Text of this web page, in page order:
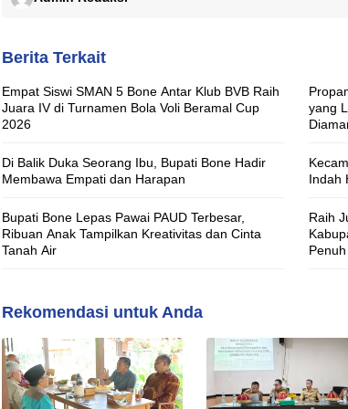
Berita Terkait
Empat Siswi SMAN 5 Bone Antar Klub BVB Raih
Juara IV di Turnamen Bola Voli Beramal Cup
2026
yang
Di Balik Duka Seorang Ibu, Bupati Bone Hadir
Membawa Empati dan Harapan
Indah
Bupati Bone Lepas Pawai PAUD Terbesar,
Ribuan Anak Tampilkan Kreativitas dan Cinta
Tanah Air
Raih
Rekomendasi untuk Anda